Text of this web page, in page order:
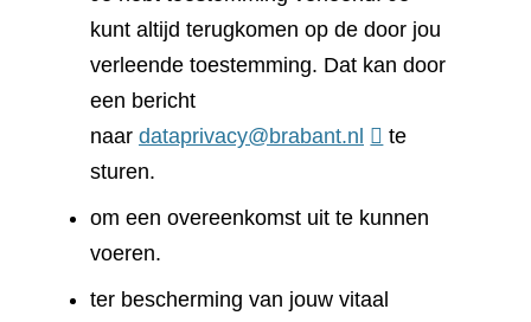
kunt altijd terugkomen op de door jou
verleende toestemming. Dat kan door
een bericht
naar dataprivacy@brabant.nl
te
sturen.
om een overeenkomst uit te kunnen
voeren.
ter bescherming van jouw vitaal